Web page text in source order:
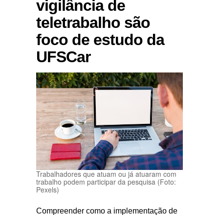
vigilância de
teletrabalho são
foco de estudo da
UFSCar
Trabalhadores que atuam ou já atuaram com
trabalho podem participar da pesquisa (Foto:
Pexels)
Compreender como a implementação de